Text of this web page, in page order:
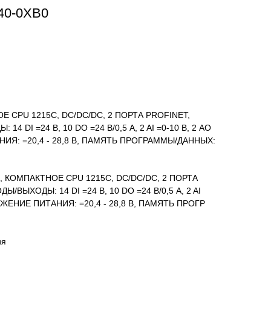
0XB0
CPU 1215C, DC/DC/DC, 2 ПОРТА PROFINET,
DI =24 В, 10 DO =24 В/0,5 A, 2 AI =0-10 В, 2 AO
=20,4 - 28,8 В, ПАМЯТЬ ПРОГРАММЫ/ДАННЫХ:
КОМПАКТНОЕ CPU 1215C, DC/DC/DC, 2 ПОРТА
ВЫХОДЫ: 14 DI =24 В, 10 DO =24 В/0,5 A, 2 AI
ПИТАНИЯ: =20,4 - 28,8 В, ПАМЯТЬ ПРОГР